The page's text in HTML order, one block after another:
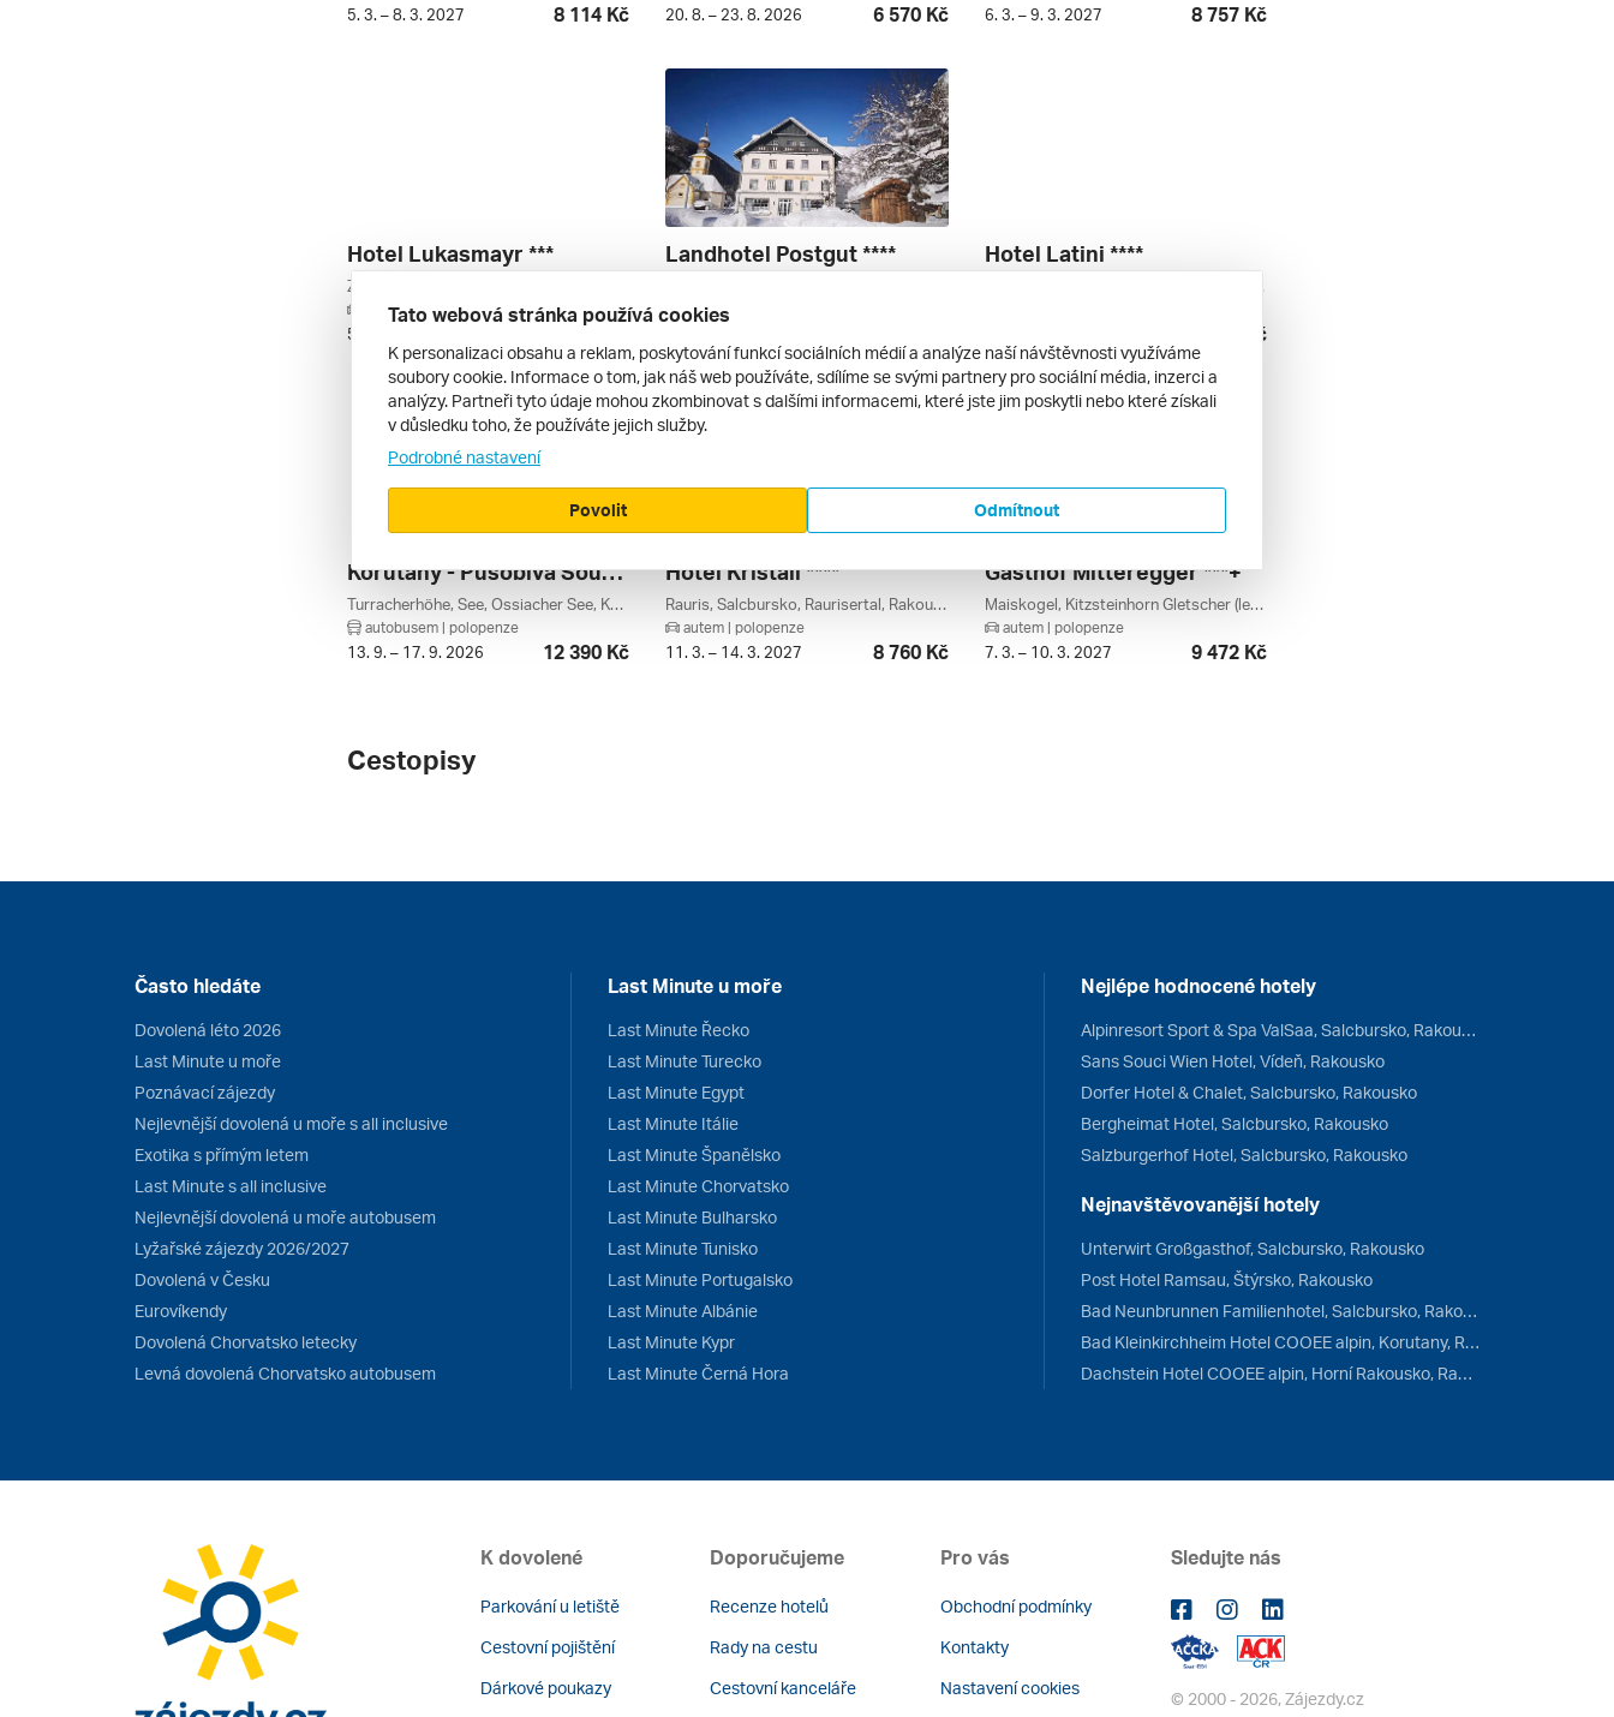
5. 3. – 8. 3. 2027 8 114 Kč 20. 8. – 23. 8. 2026 6 570 Kč 6. 3. – 9. 3. 2027 8 757 Kč
Hotel Lukasmayr ***
autem | polopenze
5. 3. – 8. 3. 2027 6 817 Kč
Landhotel Postgut ****
autem | polopenze
Hotel Latini ****
Zeller See, Schüttdorf, Schmittenhöhe, Maiskogel, Zell Am See, Salcbursko, Rakouská Jezera, Kaprun / Zell Am See, Rakousko
9 936 Kč
Korutany - Působivá Souhra Hor A Jezer
Turracherhöhe, See, Ossiacher See, Kölnbreinsperre, Katschberg / Aineck, Feldkirchen In Kärnten, Baumgartnerhöhe / Faaker See, Bad Eisenkappel, Villach, Tyrolsko, Turracher Höhe / Murau / Lachtal, Turracher Höhe, Rakouské Termály, Rakouská Jezera, Lungau / Obertauern, Korutany, Ischgl / Paznauntal, Gerlitzen, Rakousko
autobusem | polopenze
13. 9. – 17. 9. 2026 12 390 Kč
Hotel Kristall ****
Rauris, Salcbursko, Raurisertal, Rakousko
autem | polopenze
11. 3. – 14. 3. 2027 8 760 Kč
Gasthof Mitteregger ***+
Maiskogel, Kitzsteinhorn Gletscher (ledovec), Kaprun, Zell Am See, Salcbursko, Rakouské Termály, Rakouské Ledovce, Kaprun / Zell Am See, Rakousko
autem | polopenze
7. 3. – 10. 3. 2027 9 472 Kč
Cestopisy
Často hledáte
Dovolená léto 2026
Last Minute u moře
Poznávací zájezdy
Nejlevnější dovolená u moře s all inclusive
Exotika s přímým letem
Last Minute s all inclusive
Nejlevnější dovolená u moře autobusem
Lyžařské zájezdy 2026/2027
Dovolená v Česku
Eurovíkendy
Dovolená Chorvatsko letecky
Levná dovolená Chorvatsko autobusem
Last Minute u moře
Last Minute Řecko
Last Minute Turecko
Last Minute Egypt
Last Minute Itálie
Last Minute Španělsko
Last Minute Chorvatsko
Last Minute Bulharsko
Last Minute Tunisko
Last Minute Portugalsko
Last Minute Albánie
Last Minute Kypr
Last Minute Černá Hora
Nejlépe hodnocené hotely
Alpinresort Sport & Spa ValSaa, Salcbursko, Rakousko
Sans Souci Wien Hotel, Vídeň, Rakousko
Dorfer Hotel & Chalet, Salcbursko, Rakousko
Bergheimat Hotel, Salcbursko, Rakousko
Salzburgerhof Hotel, Salcbursko, Rakousko
Nejnavštěvovanější hotely
Unterwirt Großgasthof, Salcbursko, Rakousko
Post Hotel Ramsau, Štýrsko, Rakousko
Bad Neunbrunnen Familienhotel, Salcbursko, Rakousko
Bad Kleinkirchheim Hotel COOEE alpin, Korutany, Rakousko
Dachstein Hotel COOEE alpin, Horní Rakousko, Rakousko
K dovolené
Parkování u letiště
Cestovní pojištění
Dárkové poukazy
Doporučujeme
Recenze hotelů
Rady na cestu
Cestovní kanceláře
Pro vás
Obchodní podmínky
Kontakty
Nastavení cookies
Sledujte nás
© 2000 - 2026, Zájezdy.cz
Tato webová stránka používá cookies
K personalizaci obsahu a reklam, poskytování funkcí sociálních médií a analýze naší návštěvnosti využíváme
soubory cookie. Informace o tom, jak náš web používáte, sdílíme se svými partnery pro sociální média, inzerci a
analýzy. Partneři tyto údaje mohou zkombinovat s dalšími informacemi, které jste jim poskytli nebo které získali
v důsledku toho, že používáte jejich služby.
Podrobné nastavení
Odmítnout
Povolit